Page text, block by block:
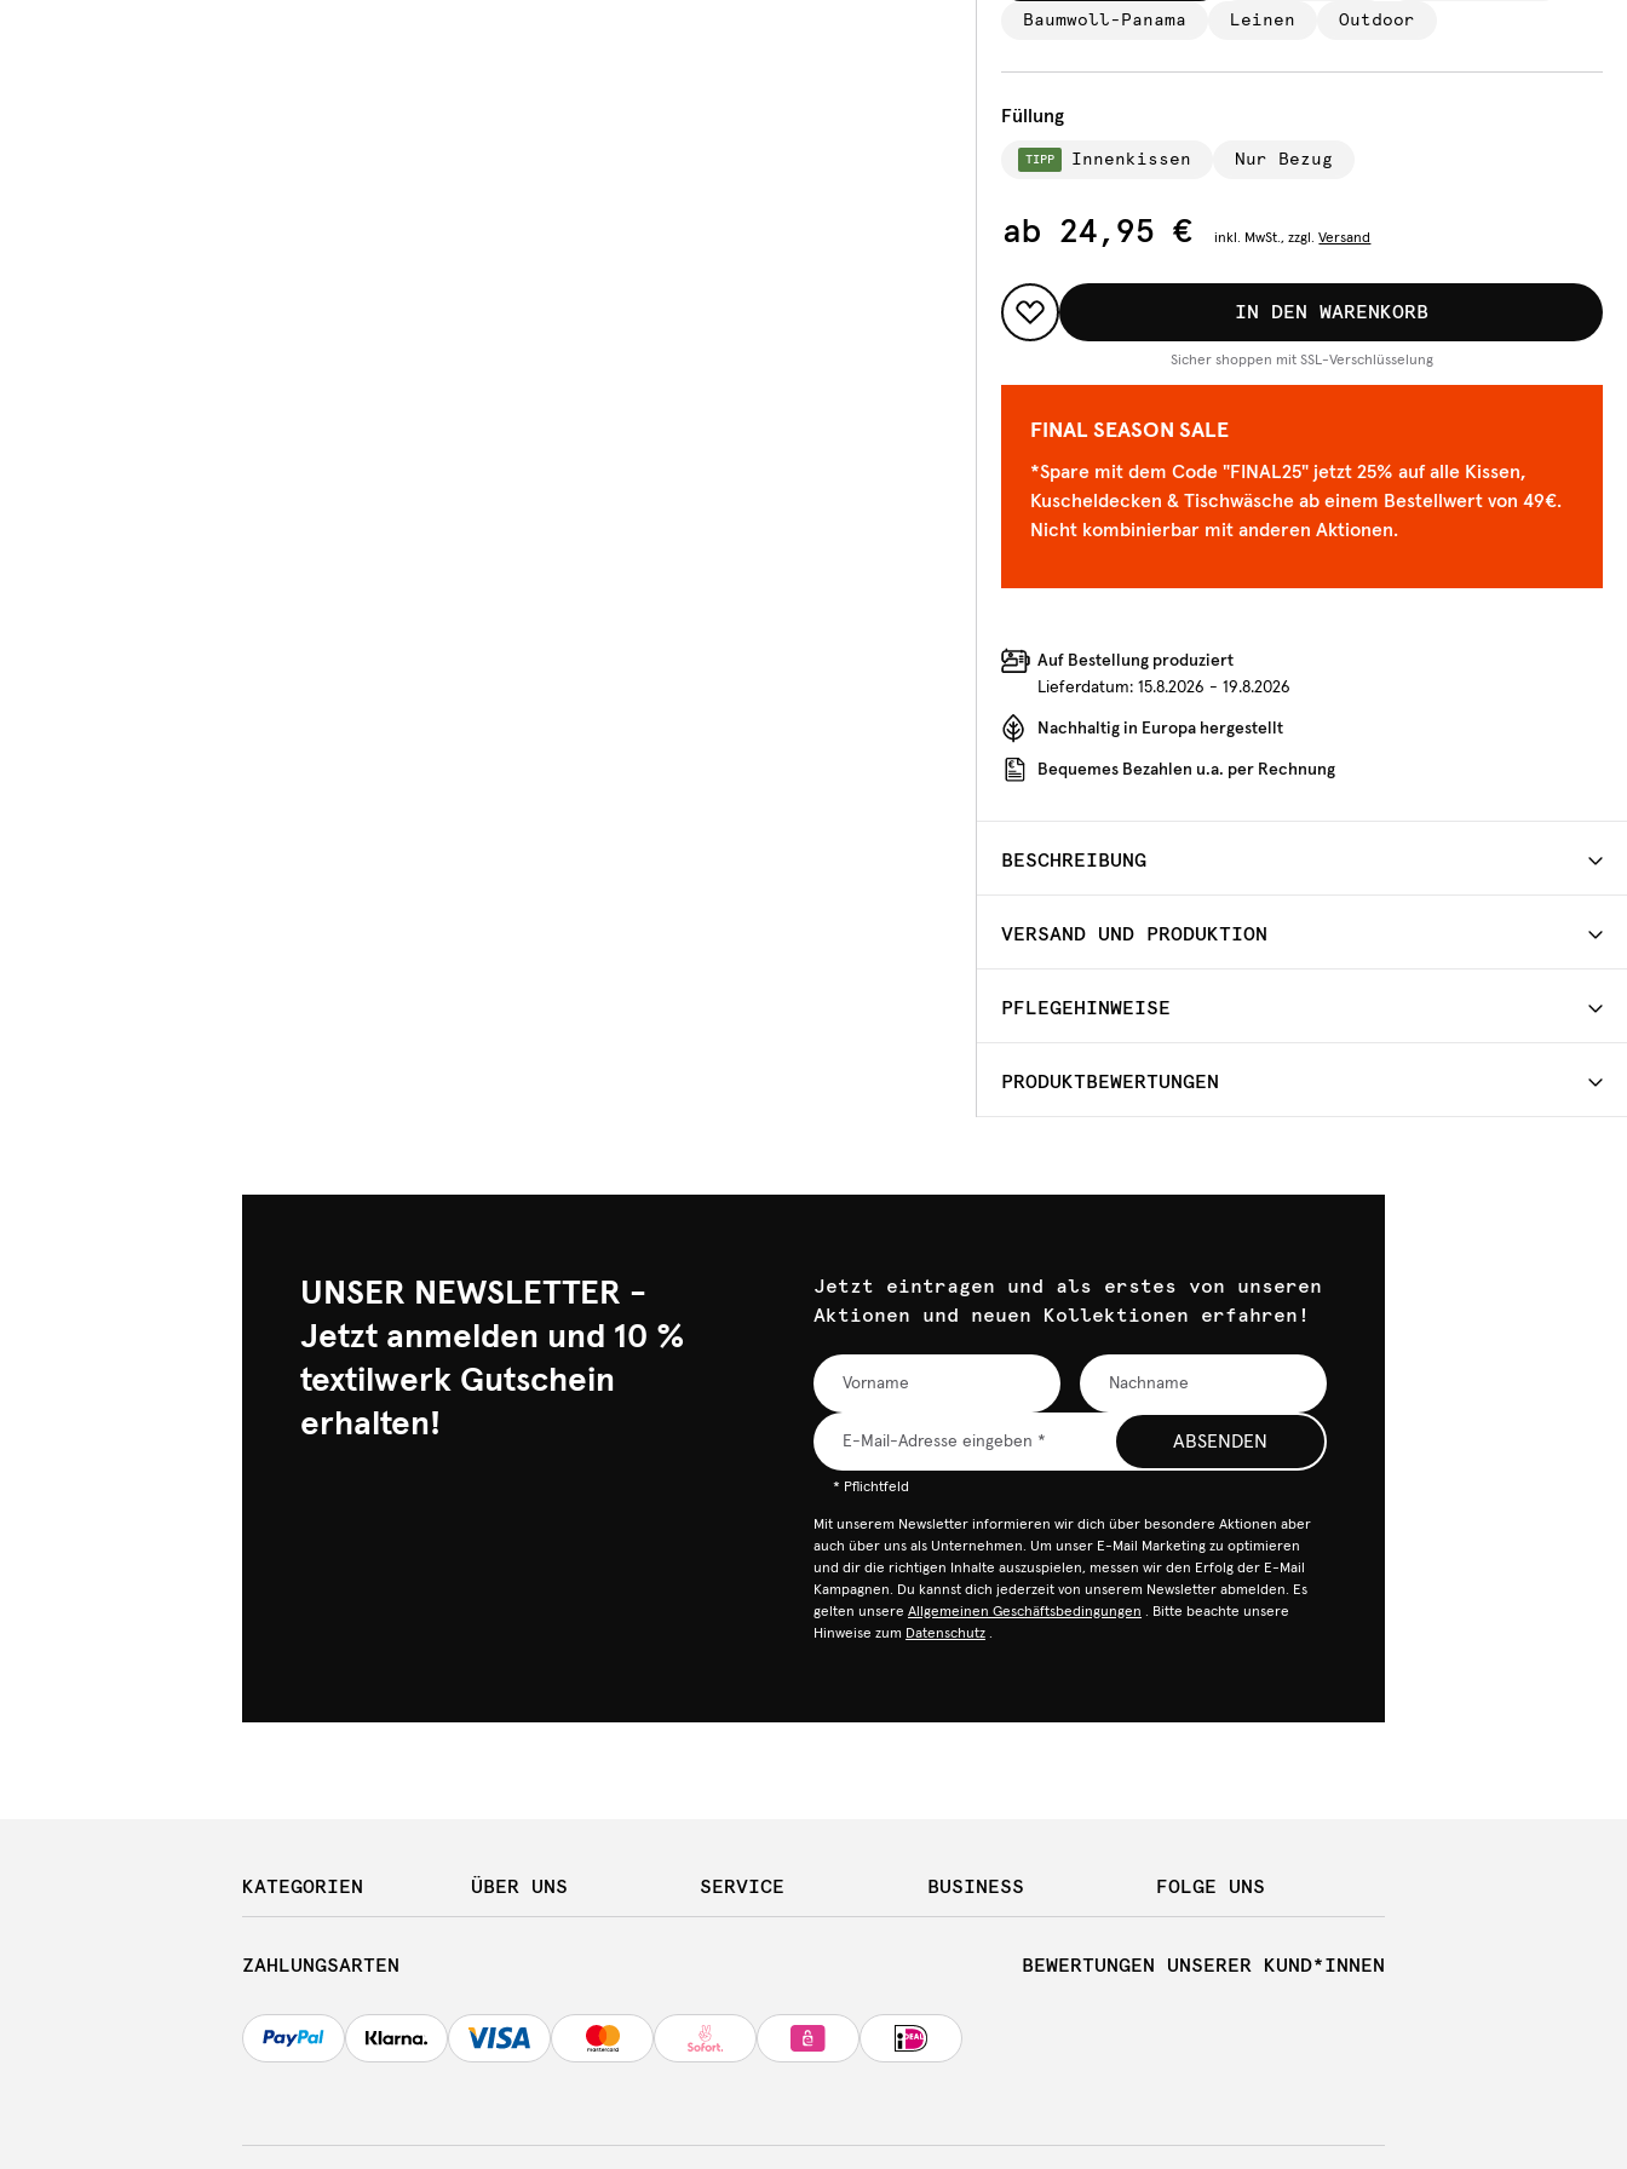
Baumwoll-Panama Leinen Outdoor
Füllung
TIPP Innenkissen Nur Bezug
ab 24,95 € inkl. MwSt., zzgl. Versand
IN DEN WARENKORB
Sicher shoppen mit SSL-Verschlüsselung
FINAL SEASON SALE
*Spare mit dem Code "FINAL25" jetzt 25% auf alle Kissen,
Kuscheldecken & Tischwäsche ab einem Bestellwert von 49€.
Nicht kombinierbar mit anderen Aktionen.
Auf Bestellung produziert
Lieferdatum: 15.8.2026 - 19.8.2026
Nachhaltig in Europa hergestellt
Bequemes Bezahlen u.a. per Rechnung
BESCHREIBUNG
VERSAND UND PRODUKTION
PFLEGEHINWEISE
PRODUKTBEWERTUNGEN
UNSER NEWSLETTER -
Jetzt anmelden und 10 %
textilwerk Gutschein
erhalten!
Jetzt eintragen und als erstes von unseren
Aktionen und neuen Kollektionen erfahren!
ABSENDEN
* Pflichtfeld
Mit unserem Newsletter informieren wir dich über besondere Aktionen aber
auch über uns als Unternehmen. Um unser E-Mail Marketing zu optimieren
und dir die richtigen Inhalte auszuspielen, messen wir den Erfolg der E-Mail
Kampagnen. Du kannst dich jederzeit von unserem Newsletter abmelden. Es
gelten unsere Allgemeinen Geschäftsbedingungen . Bitte beachte unsere
Hinweise zum Datenschutz .
KATEGORIEN ÜBER UNS SERVICE BUSINESS FOLGE UNS
ZAHLUNGSARTEN BEWERTUNGEN UNSERER KUND*INNEN